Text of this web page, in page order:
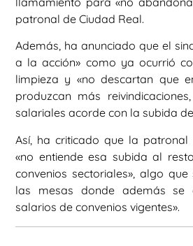
patronal de Ciudad Real.
Además, ha anunciado que el
a la acción» como ya ocurrió
limpieza y «no descartan que
produzcan más
salariales acorde con la subida
Así, ha criticado que la patronal
«no entiende esa subida al
convenios sectoriales», algo
las mesas donde además se
salarios de convenios vigentes».